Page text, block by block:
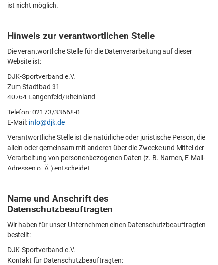
ist nicht möglich.
Hinweis zur verantwortlichen Stelle
Die verantwortliche Stelle für die Datenverarbeitung auf dieser
Website ist:
DJK-Sportverband e.V.
Zum Stadtbad 31
40764 Langenfeld/Rheinland
Telefon: 02173/33668-0
E-Mail: info@djk.de
Verantwortliche Stelle ist die natürliche oder juristische Person, die
allein oder gemeinsam mit anderen über die Zwecke und Mittel der
Verarbeitung von personenbezogenen Daten (z. B. Namen, E-Mail-
Adressen o. Ä.) entscheidet.
Name und Anschrift des
Datenschutzbeauftragten
Wir haben für unser Unternehmen einen Datenschutzbeauftragten
bestellt:
DJK-Sportverband e.V.
Kontakt für Datenschutzbeauftragten: